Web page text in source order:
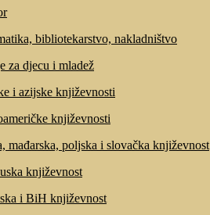
bibliotekarstvo, nakladništvo
za djecu i mladež
i azijske književnosti
književnosti
mađarska, poljska i slovačka književnost
književnost
i BiH književnost